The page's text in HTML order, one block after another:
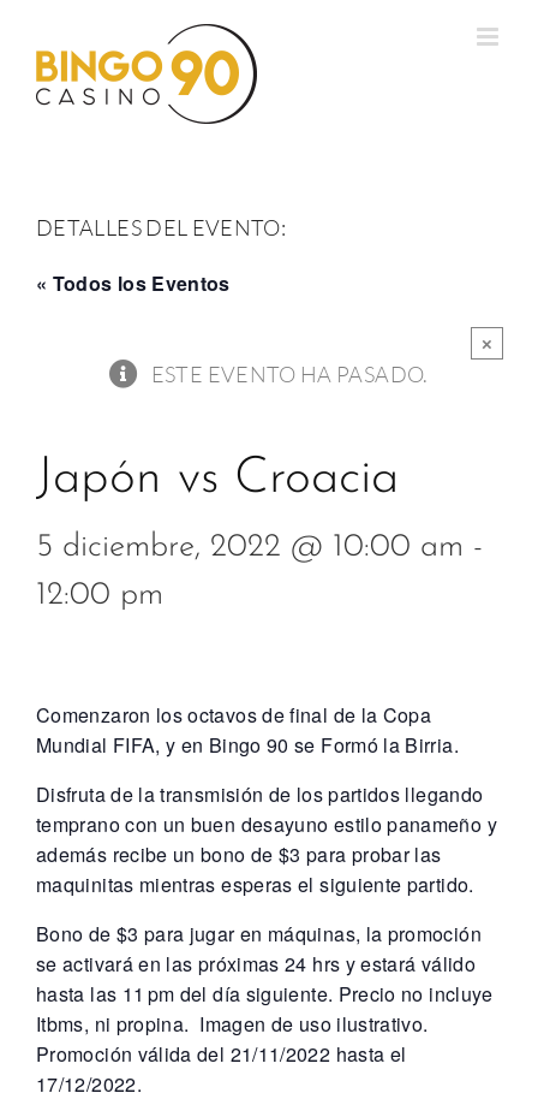
contenido
DETALLES DEL EVENTO:
« Todos los Eventos
×
ESTE EVENTO HA PASADO.
Japón vs Croacia
5 diciembre, 2022 @ 10:00 am -
12:00 pm
Comenzaron los octavos de final de la Copa
Mundial FIFA, y en Bingo 90 se Formó la Birria.
Disfruta de la transmisión de los partidos llegando
temprano con un buen desayuno estilo panameño y
además recibe un bono de $3 para probar las
maquinitas mientras esperas el siguiente partido.
Bono de $3 para jugar en máquinas, la promoción
se activará en las próximas 24 hrs y estará válido
hasta las 11 pm del día siguiente. Precio no incluye
Itbms, ni propina. Imagen de uso ilustrativo.
Promoción válida del 21/11/2022 hasta el
17/12/2022.